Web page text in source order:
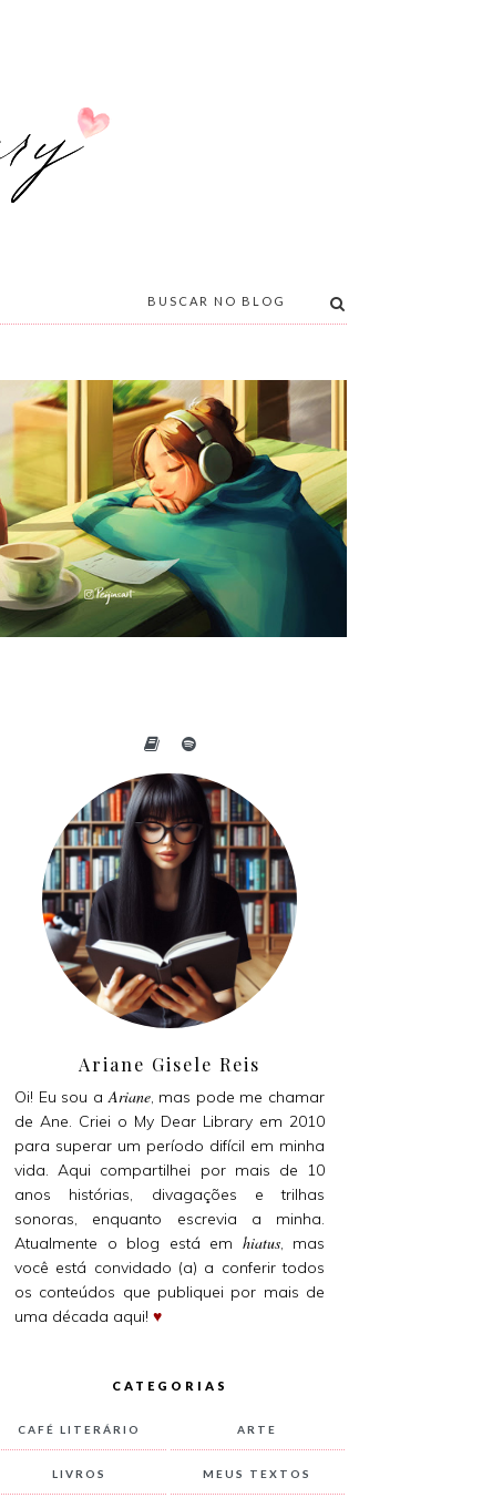
Ariane Gisele Reis
Oi! Eu sou aAriane, mas pode me chamar
de Ane. Criei o My Dear Library em 2010
para superar um período difícil em minha
vida. Aqui compartilhei por mais de 10
anos histórias, divagações e trilhas
sonoras, enquanto escrevia a minha.
Atualmente o blog está em hiatus, mas
você está convidado (a) a conferir todos
os conteúdos que publiquei por mais de
uma década aqui! ♥
CATEGORIAS
CAFÉ LITERÁRIO ARTE
LIVROS MEUS TEXTOS